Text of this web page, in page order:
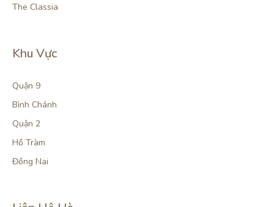
The Classia
Khu Vực
Quận 9
Bình Chánh
Quận 2
Hồ Tràm
Đồng Nai